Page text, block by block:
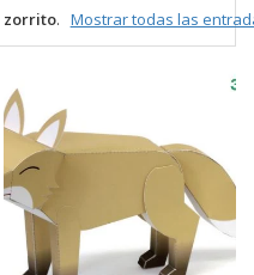
zorrito. Mostrar todas las